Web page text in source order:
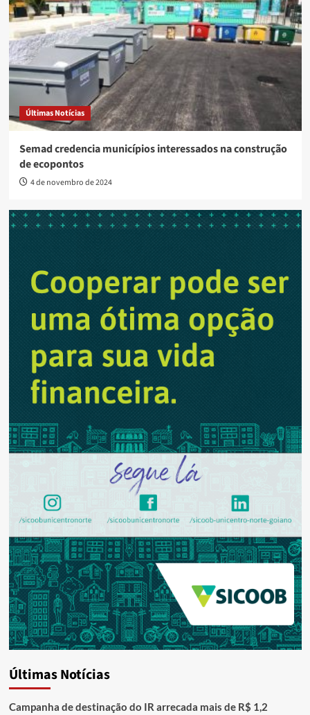
Últimas Notícias
Semad credencia municípios interessados na construção
de ecopontos
4 de novembro de 2024
Últimas Notícias
Campanha de destinação do IR arrecada mais de R$ 1,2